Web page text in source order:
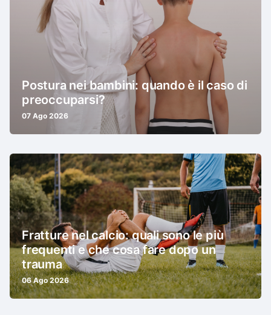
Postura nei bambini: quando è il caso di
preoccuparsi?
07 Ago 2026
Fratture nel calcio: quali sono le più
frequenti e che cosa fare dopo un
trauma
06 Ago 2026